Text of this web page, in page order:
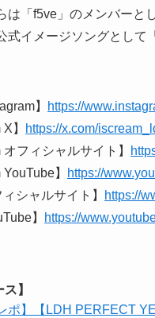
は「f5ve」のメンバーと
式イメージソングとして
】
https://
】
https://x.com/
オフィシャルサイト】
YouTube】
https://
ィシャルサイト】
https://
】
https://
】
ポ】【LDH PERFECT